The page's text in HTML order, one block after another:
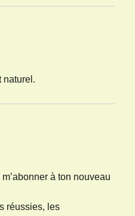
naturel.
à ton nouveau
réussies, les